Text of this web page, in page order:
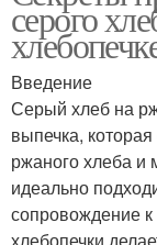
серого
Введение
Серый хлеб на
выпечка,
ржаного хлеба и
идеально
сопровождение